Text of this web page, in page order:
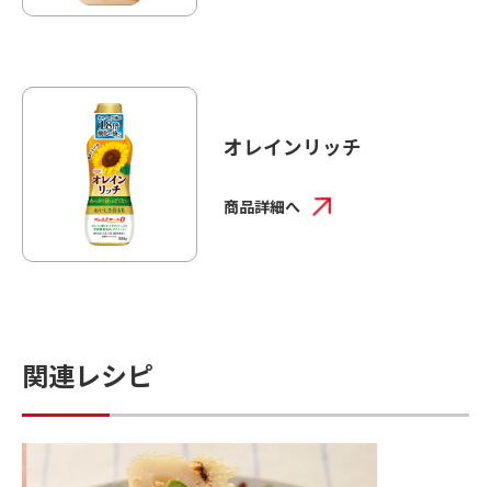
オレインリッチ
商品詳細へ
関連レシピ